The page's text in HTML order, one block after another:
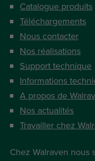
Catalogue produits
Téléchargements
Nous contacter
Nos réalisations
Support technique
Informations
A propos de
Nos actualités
Travailler chez
Chez Walraven nous